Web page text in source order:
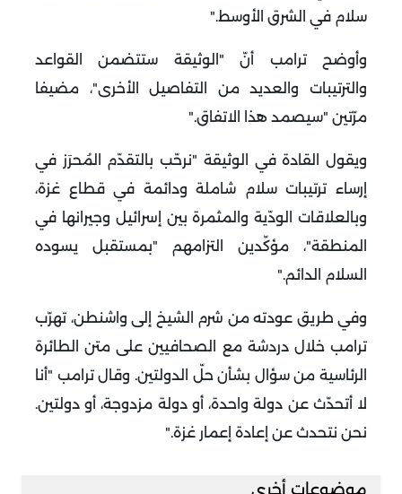
سلام في الشرق الأوسط".
وأوضح ترامب أنّ "الوثيقة ستتضمن القواعد
والترتيبات والعديد من التفاصيل الأخرى"، مضيفا
مرّتين "سيصمد هذا الاتفاق".
ويقول القادة في الوثيقة "نرحّب بالتقدّم المُحرَز في
إرساء ترتيبات سلام شاملة ودائمة في قطاع غزة،
وبالعلاقات الودّية والمثمرة بين إسرائيل وجيرانها في
المنطقة"، مؤكّدين التزامهم "بمستقبل يسوده
السلام الدائم".
وفي طريق عودته من شرم الشيخ إلى واشنطن، تهرّب
ترامب خلال دردشة مع الصحافيين على متن الطائرة
الرئاسية من سؤال بشأن حلّ الدولتين. وقال ترامب "أنا
لا أتحدّث عن دولة واحدة، أو دولة مزدوجة، أو دولتين.
نحن نتحدث عن إعادة إعمار غزة".
موضوعات أخرى